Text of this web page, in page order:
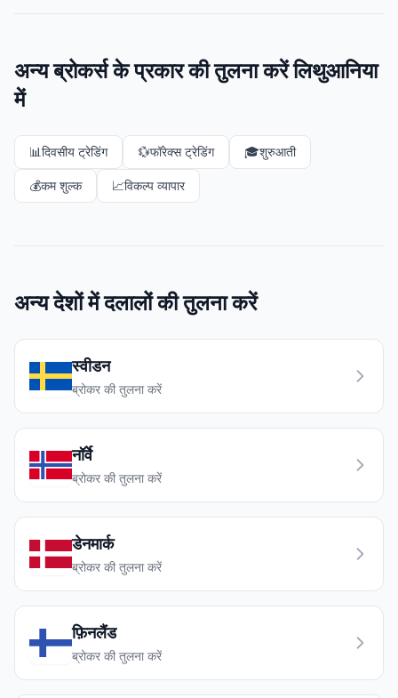
अन्य ब्रोकर्स के प्रकार की तुलना करें लिथुआनिया
में
📊दिवसीय ट्रेडिंग 💱फॉरेक्स ट्रेडिंग 🎓शुरुआती
💰कम शुल्क 📈विकल्प व्यापार
अन्य देशों में दलालों की तुलना करें
स्वीडन
ब्रोकर की तुलना करें
नॉर्वे
ब्रोकर की तुलना करें
डेनमार्क
ब्रोकर की तुलना करें
फ़िनलैंड
ब्रोकर की तुलना करें